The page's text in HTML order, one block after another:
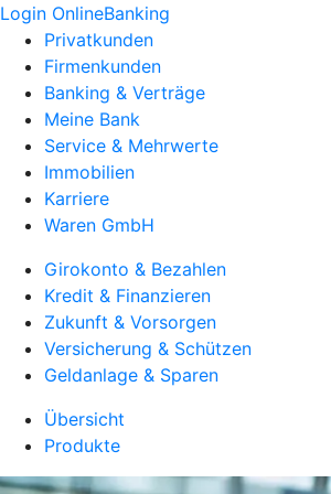
Login OnlineBanking
Privatkunden
Firmenkunden
Banking & Verträge
Meine Bank
Service & Mehrwerte
Immobilien
Karriere
Waren GmbH
Girokonto & Bezahlen
Kredit & Finanzieren
Zukunft & Vorsorgen
Versicherung & Schützen
Geldanlage & Sparen
Übersicht
Produkte